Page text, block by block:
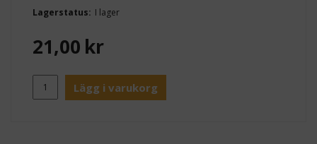
Lagerstatus: I lager
21,00 kr
Lägg i varukorg